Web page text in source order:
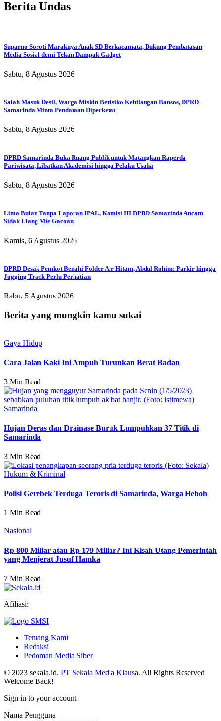
Berita Undas
Suparno Soroti Maraknya Anak SD Berkacamata, Dukung Pembatasan
Media Sosial demi Tekan Dampak Gadget
Sabtu, 8 Agustus 2026
Salah Masuk Desil, Warga Miskin Berisiko Kehilangan Bansos, DPRD
Samarinda Minta Pendataan Diperketat
Sabtu, 8 Agustus 2026
DPRD Samarinda Buka Ruang Publik untuk Matangkan Raperda
Pariwisata, Libatkan Akademisi hingga Pelaku Usaha
Sabtu, 8 Agustus 2026
Lima Bulan Tanpa Laporan IPAL, Komisi III DPRD Samarinda Ancam
Sidak Ulang Mie Gacoan
Kamis, 6 Agustus 2026
DPRD Desak Pemkot Benahi Folder Air Hitam, Abdul Rohim: Parkir hingga
Jogging Track Perlu Perhatian
Rabu, 5 Agustus 2026
Berita yang mungkin kamu sukai
Gaya Hidup
Cara Jalan Kaki Ini Ampuh Turunkan Berat Badan
3 Min Read
Samarinda
Hujan Deras dan Drainase Buruk Lumpuhkan 37 Titik di
Samarinda
3 Min Read
Hukum & Kriminal
Polisi Gerebek Terduga Teroris di Samarinda, Warga Heboh
1 Min Read
Nasional
Rp 800 Miliar atau Rp 179 Miliar? Ini Kisah Utang Pemerintah
yang Menjerat Jusuf Hamka
7 Min Read
Afiliasi:
Tentang Kami
Redaksi
Pedoman Media Siber
© 2023 sekala.id. PT Sekala Media Klausa. All Rights Reserved
Welcome Back!
Sign in to your account
Nama Pengguna